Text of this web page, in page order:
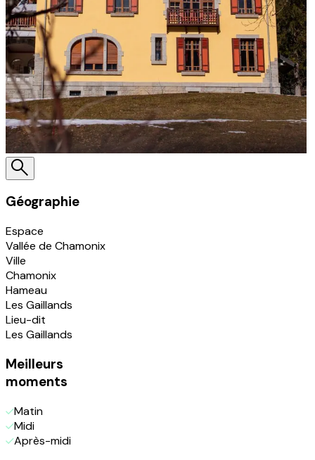
Géographie
Espace
Vallée de Chamonix
Ville
Chamonix
Hameau
Les Gaillands
Lieu-dit
Les Gaillands
Meilleurs
moments
Matin
Midi
Après-midi